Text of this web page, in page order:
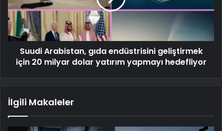
Suudi Arabistan, gıda endüstrisini geliştirmek
için 20 milyar dolar yatırım yapmayı hedefliyor
İlgili Makaleler